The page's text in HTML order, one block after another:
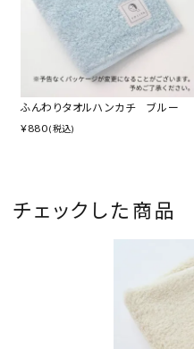
ふんわりタオルハンカチ ブルー
¥880(税込)
チェックした商品